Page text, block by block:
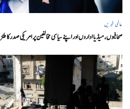
عالمی خبریں
صحافیوں، میڈیا اداروں اور اپنے سیاسی مخالفین پر امریکی صدرکا طنز